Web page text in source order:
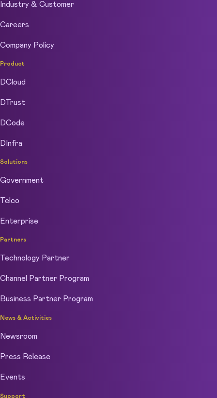
Industry & Customer
Careers
Company Policy
Product
DCloud
DTrust
DCode
DInfra
Solutions
Government
Telco
Enterprise
Partners
Technology Partner
Channel Partner Program
Business Partner Program
News & Activities
Newsroom
Press Release
Events
Support